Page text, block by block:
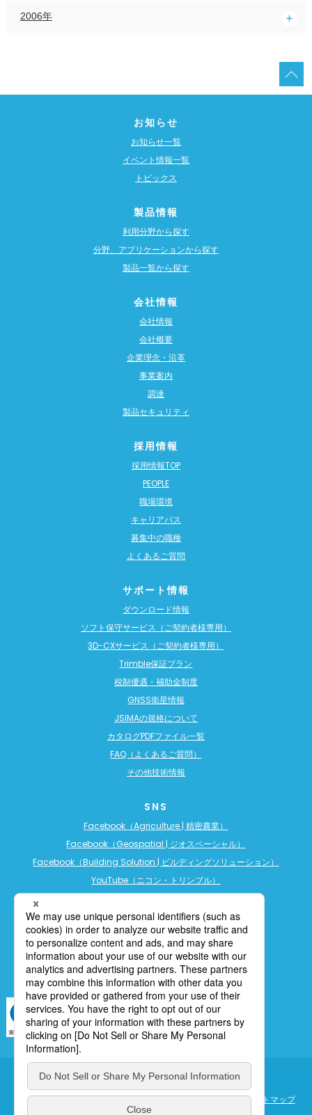
2006年
お知らせ
お知らせ一覧
イベント情報一覧
トピックス
製品情報
利用分野から探す
分野、アプリケーションから探す
製品一覧から探す
会社情報
会社情報
会社概要
企業理念・沿革
事業案内
調達
製品セキュリティ
採用情報
採用情報TOP
PEOPLE
職場環境
キャリアパス
募集中の職種
よくあるご質問
サポート情報
ダウンロード情報
ソフト保守サービス（ご契約者様専用）
3D-CXサービス（ご契約者様専用）
Trimble保証プラン
税制優遇・補助金制度
GNSS衛星情報
JSIMAの規格について
カタログPDFファイル一覧
FAQ（よくあるご質問）
その他技術情報
SNS
Facebook（Agriculture | 精密農業）
Facebook（Geospatial | ジオスペーシャル）
Facebook（Building Solution | ビルディングソリューション）
YouTube（ニコン・トリンブル）
YouTube（ビルディングソリューション）
LINE公式アカウント（精密農業）
個人情報保護について 利用規定 cookieポリシー
サイトマップ